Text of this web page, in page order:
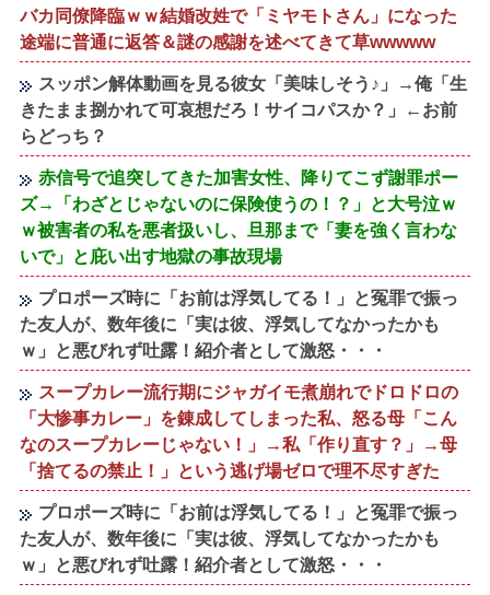
バカ同僚降臨ｗｗ結婚改姓で「ミヤモトさん」になった
途端に普通に返答＆謎の感謝を述べてきて草wwwww
スッポン解体動画を見る彼女「美味しそう♪」→俺「生
きたまま捌かれて可哀想だろ！サイコパスか？」←お前
らどっち？
赤信号で追突してきた加害女性、降りてこず謝罪ポー
ズ→「わざとじゃないのに保険使うの！？」と大号泣ｗ
ｗ被害者の私を悪者扱いし、旦那まで「妻を強く言わな
いで」と庇い出す地獄の事故現場
プロポーズ時に「お前は浮気してる！」と冤罪で振っ
た友人が、数年後に「実は彼、浮気してなかったかも
ｗ」と悪びれず吐露！紹介者として激怒・・・
スープカレー流行期にジャガイモ煮崩れでドロドロの
「大惨事カレー」を錬成してしまった私、怒る母「こん
なのスープカレーじゃない！」→私「作り直す？」→母
「捨てるの禁止！」という逃げ場ゼロで理不尽すぎた
プロポーズ時に「お前は浮気してる！」と冤罪で振っ
た友人が、数年後に「実は彼、浮気してなかったかも
ｗ」と悪びれず吐露！紹介者として激怒・・・